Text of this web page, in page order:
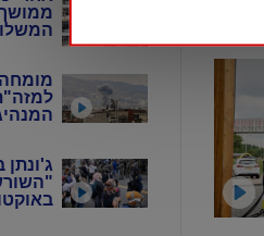
סוף
ג'ונתן